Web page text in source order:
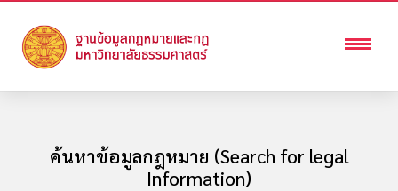
ค้นหาข้อมูลกฎหมาย (Search for legal
Information)